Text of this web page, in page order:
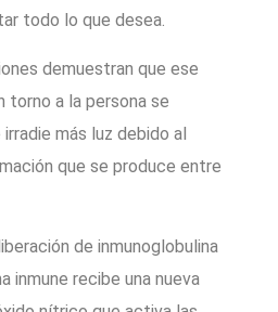
todo lo que desea.
demuestran que ese
torno a la persona se
más luz debido al
que se produce entre
de inmunoglobulina
inmune recibe una nueva